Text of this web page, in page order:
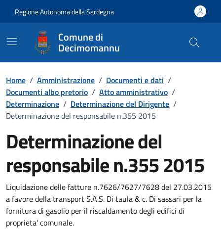
Regione Autonoma della Sardegna
Comune di
Decimomannu
Home / Amministrazione / Documenti e dati /
Documenti albo pretorio / Atto amministrativo /
Determinazione / Determinazione del Dirigente /
Determinazione del responsabile n.355 2015
Determinazione del
responsabile n.355 2015
Dettaglio del documento
Liquidazione delle fatture n.7626/7627/7628 del 27.03.2015
a favore della transport S.A.S. Di taula & c. Di sassari per la
fornitura di gasolio per il riscaldamento degli edifici di
proprieta' comunale.